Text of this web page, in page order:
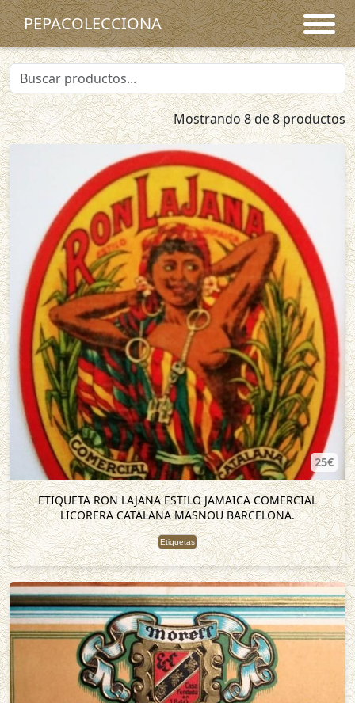
PEPACOLECCIONA
Mostrando 8 de 8 productos
25€
ETIQUETA RON LAJANA ESTILO JAMAICA COMERCIAL
LICORERA CATALANA MASNOU BARCELONA.
Etiquetas